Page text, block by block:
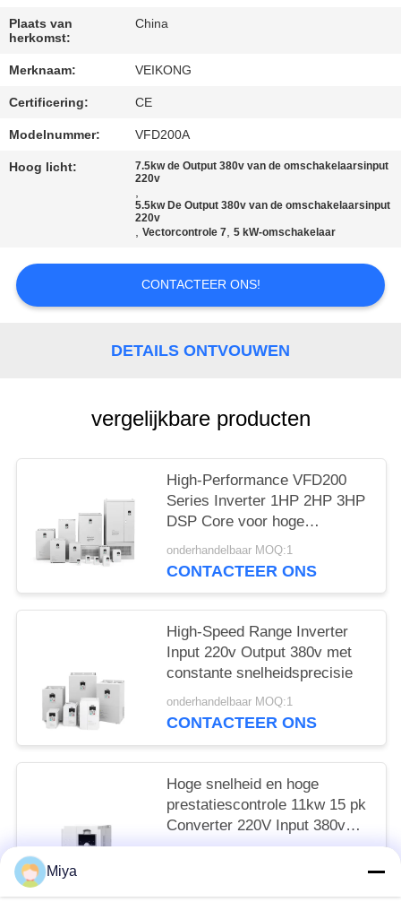
PRIVACYBELEID
Plaats van
herkomst:
China
Merknaam: VEIKONG
Certificering: CE
Modelnummer: VFD200A
Hoog licht:
7.5kw de Output 380v van de omschakelaarsinput
220v
,
5.5kw De Output 380v van de omschakelaarsinput
220v
,Vectorcontrole 7,5 kW-omschakelaar
CONTACTEER ONS!
DETAILS ONTVOUWEN
vergelijkbare producten
High-Performance VFD200
Series Inverter 1HP 2HP 3HP
DSP Core voor hoge
snelheidsregeling
onderhandelbaar MOQ:1
CONTACTEER ONS
High-Speed Range Inverter
Input 220v Output 380v met
constante snelheidsprecisie
onderhandelbaar MOQ:1
CONTACTEER ONS
Hoge snelheid en hoge
prestatiescontrole 11kw 15 pk
Converter 220V Input 380v
Output VFD
Miya